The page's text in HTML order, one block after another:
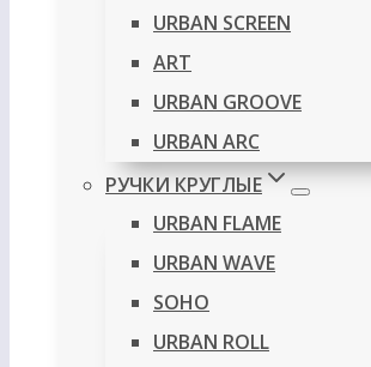
URBAN SCREEN
ART
URBAN GROOVE
URBAN ARC
РУЧКИ КРУГЛЫЕ
URBAN FLAME
URBAN WAVE
SOHO
URBAN ROLL